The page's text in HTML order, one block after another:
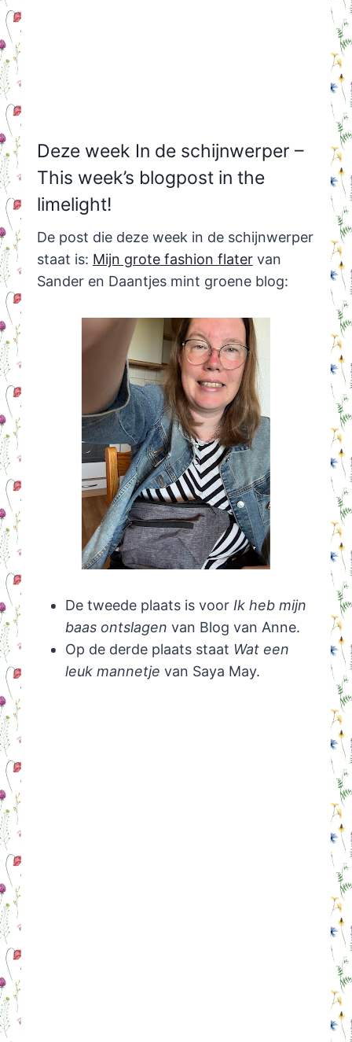
Deze week In de schijnwerper –
This week’s blogpost in the
limelight!
De post die deze week in de schijnwerper
staat is: Mijn grote fashion flatervan
Sander en Daantjes mint groene blog:
De tweede plaats is voor Ik heb mijn
baas ontslagen van Blog van Anne.
Op de derde plaats staat Wat een
leuk mannetje van Saya May.